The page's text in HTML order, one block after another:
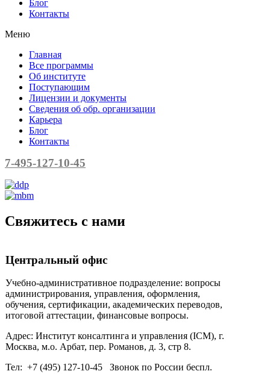
Блог
Контакты
Меню
Главная
Все программы
Об институте
Поступающим
Лицензии и документы
Сведения об обр. организации
Карьера
Блог
Контакты
7-495-127-10-45
Свяжитесь с нами
Центральный офис
Учебно-административное подразделение: вопросы
администрирования, управления, оформления,
обучения, сертификации, академических переводов,
итоговой аттестации, финансовые вопросы.
Адрес: Институт консалтинга и управления (ICM), г.
Москва, м.о. Арбат, пер. Романов, д. 3, стр 8.
Тел: +7 (495) 127-10-45 Звонок по России беспл.